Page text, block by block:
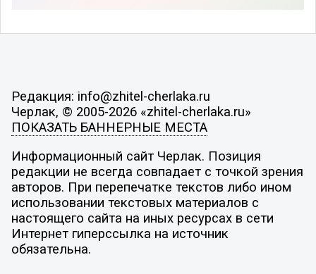
Редакция: info@zhitel-cherlaka.ru
Черлак, © 2005-2026 «zhitel-cherlaka.ru»
ПОКАЗАТЬ БАННЕРНЫЕ МЕСТА
Информационный сайт Черлак. Позиция
редакции не всегда совпадает с точкой зрения
авторов. При перепечатке текстов либо ином
использовании текстовых материалов с
настоящего сайта на иных ресурсах в сети
Интернет гиперссылка на источник
обязательна.